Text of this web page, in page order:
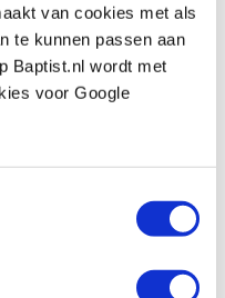
van cookies met als
te kunnen passen aan
Baptist.nl wordt met
voor Google